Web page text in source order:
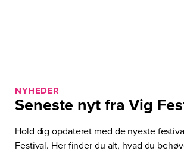
NYHEDER
Seneste nyt fra Vig
Hold dig opdateret med de nyeste
Festival. Her finder du alt, hvad du